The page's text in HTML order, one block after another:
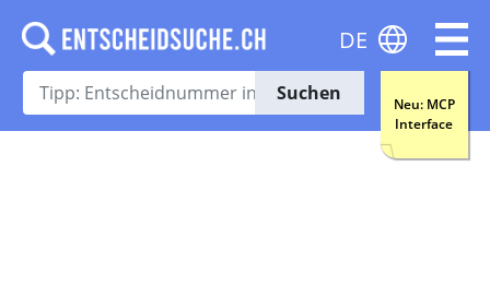
Suchen
Neu: MCP
Interface
DE